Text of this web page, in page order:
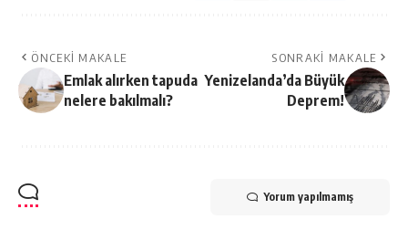
ÖNCEKI MAKALE
Emlak alırken tapuda
nelere bakılmalı?
SONRAKI MAKALE
Yenizelanda’da Büyük
Deprem!
Yorum yapılmamış